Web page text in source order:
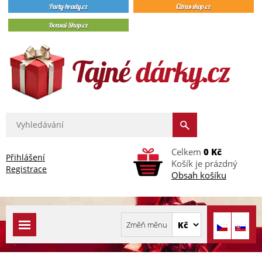
Přihlášení
Registrace
Celkem 0 Kč
Košík je prázdný
Obsah košíku